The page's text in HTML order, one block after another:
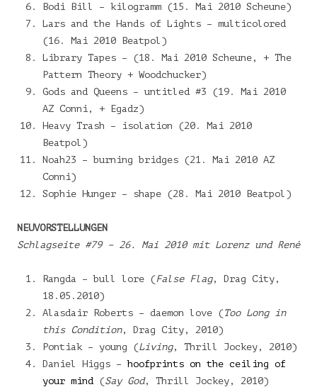
Bodi Bill – kilogramm (15. Mai 2010 Scheune)
Lars and the Hands of Lights – multicolored
(16. Mai 2010 Beatpol)
Library Tapes – (18. Mai 2010 Scheune, + The
Pattern Theory + Woodchucker)
Gods and Queens – untitled #3 (19. Mai 2010
AZ Conni, + Egadz)
Heavy Trash – isolation (20. Mai 2010
Beatpol)
Noah23 – burning bridges (21. Mai 2010 AZ
Conni)
Sophie Hunger – shape (28. Mai 2010 Beatpol)
NEUVORSTELLUNGEN
Schlagseite #79 – 26. Mai 2010 mit Lorenz und René
Rangda – bull lore (False Flag, Drag City,
18.05.2010)
Alasdair Roberts – daemon love (Too Long in
this Condition, Drag City, 2010)
Pontiak – young (Living, Thrill Jockey, 2010)
Daniel Higgs –hoofprints on the ceiling of
your mind (Say God, Thrill Jockey, 2010)